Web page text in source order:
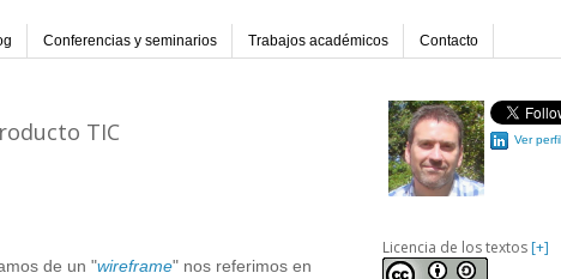
Conferencias y seminarios Trabajos académicos Contacto
TIC
de un "wireframe" nos referimos en
Ver perfil
Licencia de los textos [+]